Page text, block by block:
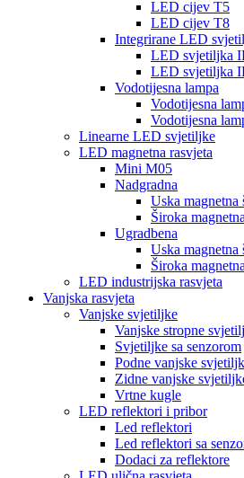
LED cijev T5
LED cijev T8
Integrirane LED
LED svjetiljka
LED svjetiljka
Vodotijesna lampa
Vodotijesna
Vodotijesna
Linearne LED svjetiljke
LED magnetna rasvjeta
Mini M05
Nadgradna
Uska magnetna
Široka
Ugradbena
Uska magnetna
Široka
LED industrijska rasvjeta
Vanjska rasvjeta
Vanjske svjetiljke
Vanjske stropne
Svjetiljke sa senzorom
Podne vanjske
Zidne vanjske
Vrtne kugle
LED reflektori i pribor
Led reflektori
Led reflektori sa
Dodaci za reflektore